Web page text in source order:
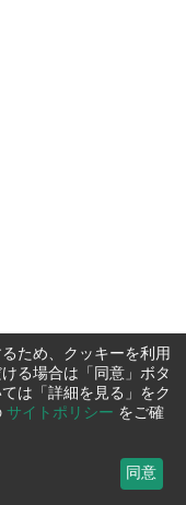
ため、クッキーを利用
る場合は「同意」ボタ
は「詳細を見る」をク
サイトポリシー をご確
同意